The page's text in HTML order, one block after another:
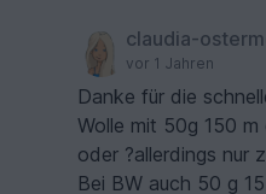
claudia-
vor 1 Jahren
Danke für die
Wolle mit 50g 150
oder ?allerdings nur
Bei BW auch 50 g